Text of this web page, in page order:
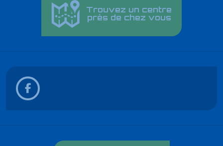
Trouvez un centre
près de chez vous